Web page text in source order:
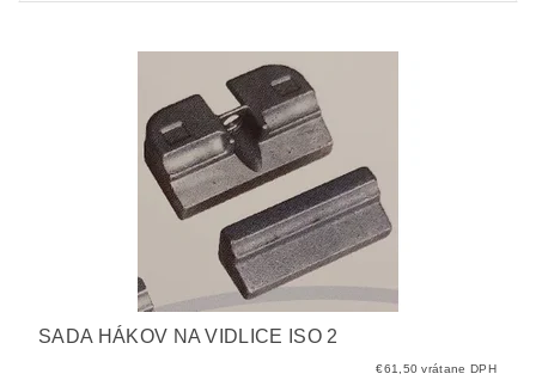
SADA HÁKOV NA VIDLICE ISO 2
€61,50 vrátane DPH